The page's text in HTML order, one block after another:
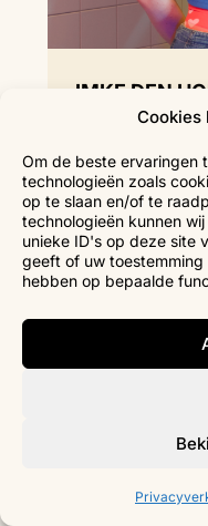
Cookies
Om de beste ervaringen
technologieën zoals
op te slaan en/of te
technologieën kunnen
unieke ID's op deze site
geeft of uw
hebben op bepaalde
IMKE DEN
Docent